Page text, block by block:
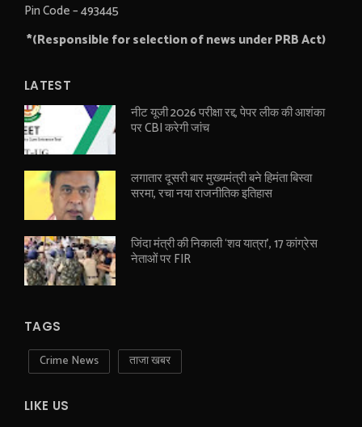
Pin Code – 493445
*(Responsible for selection of news under PRB Act)
LATEST
नीट यूजी 2026 परीक्षा रद्द, पेपर लीक की आशंका
पर CBI करेगी जांच
लगातार दूसरी बार मुख्यमंत्री बने हिमंता बिस्वा
सरमा, रचा नया राजनीतिक इतिहास
जिंदा मंत्री की निकाली ‘शव यात्रा’, 17 कांग्रेस
नेताओं पर FIR
TAGS
Crime News ताजा खबर
LIKE US